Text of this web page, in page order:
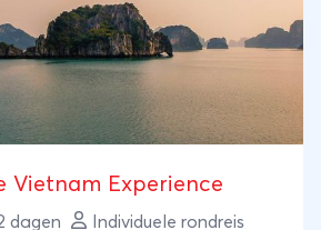
Vietnam Experience
dagen Individuele rondreis